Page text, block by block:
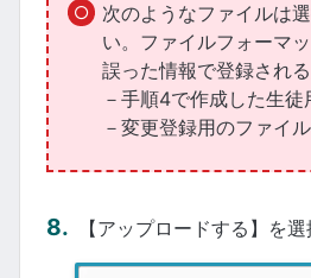
次のようなファイルは
い。ファイルフォーマ
誤った情報で登録され
－手順4で作成した生
－変更登録用のファイル
【アップロードする】を選